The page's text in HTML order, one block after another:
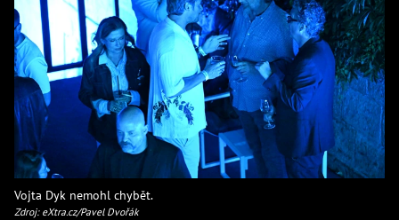
Vojta Dyk nemohl chybět.
Zdroj: eXtra.cz/Pavel Dvořák